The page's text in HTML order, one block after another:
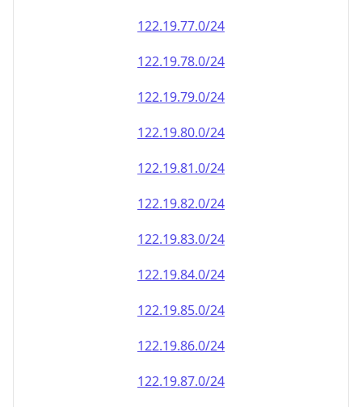
122.19.77.0/24
122.19.78.0/24
122.19.79.0/24
122.19.80.0/24
122.19.81.0/24
122.19.82.0/24
122.19.83.0/24
122.19.84.0/24
122.19.85.0/24
122.19.86.0/24
122.19.87.0/24